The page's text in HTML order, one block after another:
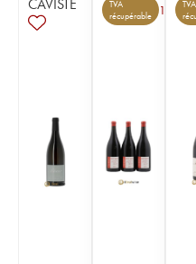
CAVISTE
TVA
récupérable
1
TVA